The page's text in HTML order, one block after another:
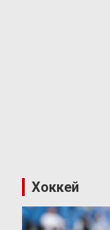
Хоккей